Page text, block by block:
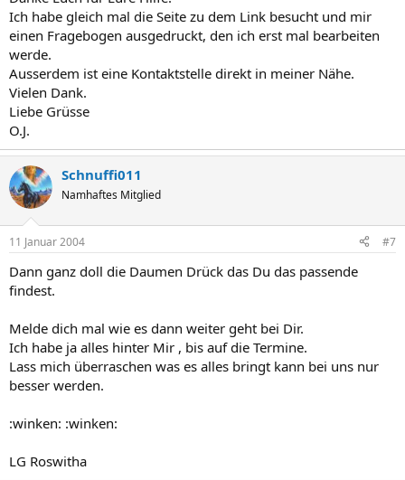
Ich habe gleich mal die Seite zu dem Link besucht und mir
einen Fragebogen ausgedruckt, den ich erst mal bearbeiten
werde.
Ausserdem ist eine Kontaktstelle direkt in meiner Nähe.
Vielen Dank.
Liebe Grüsse
O.J.
Schnuffi011
Namhaftes Mitglied
11 Januar 2004 #7
Dann ganz doll die Daumen Drück das Du das passende
findest.
Melde dich mal wie es dann weiter geht bei Dir.
Ich habe ja alles hinter Mir , bis auf die Termine.
Lass mich überraschen was es alles bringt kann bei uns nur
besser werden.
:winken: :winken:
LG Roswitha